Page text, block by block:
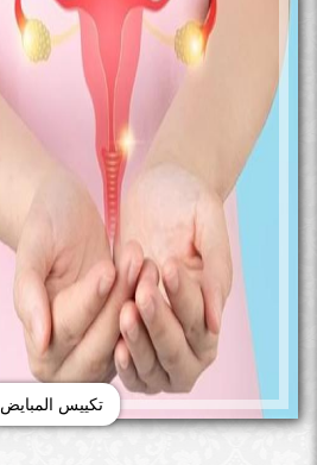
تكييس المبايض